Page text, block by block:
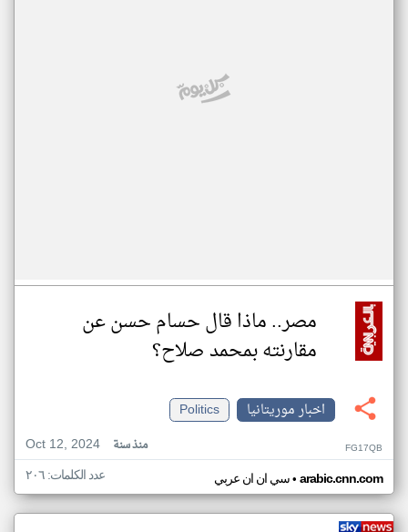
مصر.. ماذا قال حسام حسن عن
مقارنته بمحمد صلاح؟
اخبار موريتانيا
Politics
Oct 12, 2024
منذ سنة FG17QB
سي ان ان عربي• arabic.cnn.com عدد الكلمات: ٢٠٦